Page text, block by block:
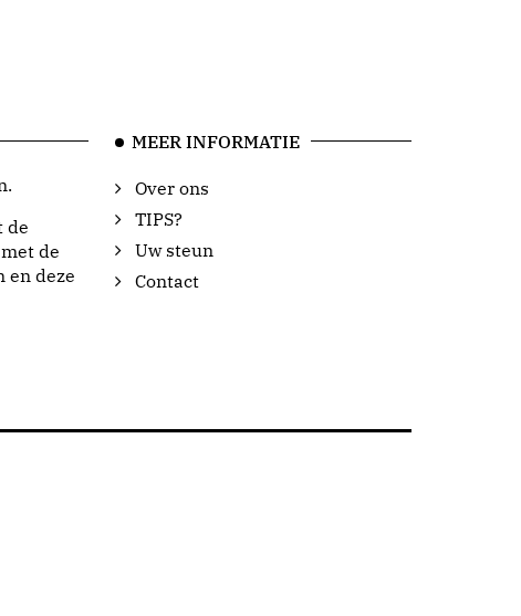
de
de
en deze
MEER INFORMATIE
Over ons
TIPS?
Uw steun
Contact